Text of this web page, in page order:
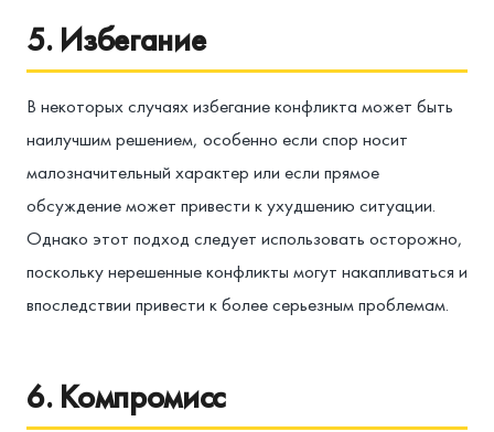
5. Избегание
В некоторых случаях избегание конфликта может быть
наилучшим решением, особенно если спор носит
малозначительный характер или если прямое
обсуждение может привести к ухудшению ситуации.
Однако этот подход следует использовать осторожно,
поскольку нерешенные конфликты могут накапливаться и
впоследствии привести к более серьезным проблемам.
6. Компромисс